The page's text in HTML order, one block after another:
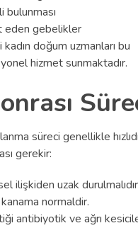
bulunması
eden gebelikler
doğum uzmanları bu
hizmet sunmaktadır.
süreci genellikle
gerekir:
ilişkiden uzak
kanama normaldir.
antibiyotik ve ağrı